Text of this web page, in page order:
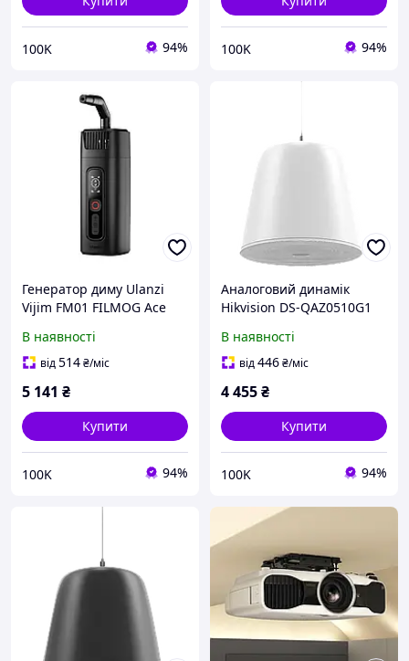
100K 94% 100K 94%
Генератор диму Ulanzi
Vijim FM01 FILMOG Ace
Without Fog Juice and
battery (R004 FM01) 36
В наявності
від514₴/міс
5 141 ₴
Купити
100K 94%
Аналоговий динамік
Hikvision DS-QAZ0510G1
дюймовий твітер, 1x 6,5-
дюймовий вуфер
В наявності
від446₴/міс
4 455₴
Купити
100K 94%